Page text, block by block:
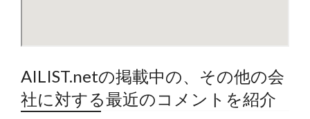
AILIST.netの掲載中の、その他の会
社に対する最近のコメントを紹介